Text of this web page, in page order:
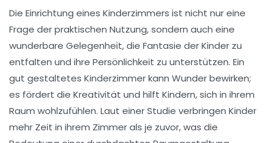
Die Einrichtung eines Kinderzimmers ist nicht nur eine
Frage der praktischen Nutzung, sondern auch eine
wunderbare Gelegenheit, die Fantasie der Kinder zu
entfalten und ihre Persönlichkeit zu unterstützen. Ein
gut gestaltetes Kinderzimmer kann Wunder bewirken;
es fördert die Kreativität und hilft Kindern, sich in ihrem
Raum wohlzufühlen. Laut einer Studie verbringen Kinder
mehr Zeit in ihrem Zimmer als je zuvor, was die